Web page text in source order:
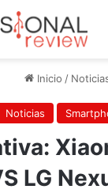
Inicio /
Noticias
LG